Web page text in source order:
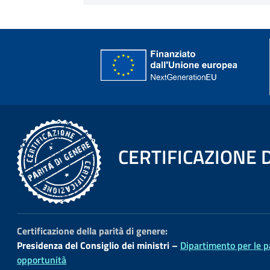
Informazioni su
CERTIFICAZIONE
Certificazione della parità di genere:
Presidenza del Consiglio dei ministri – Dipartimento per le
opportunità